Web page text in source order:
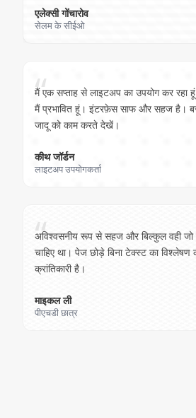
एलेक्सी गोंचारोव
सेलम के सीईओ
“
मैं एक सप्ताह से लाइटअप का उपयोग कर रहा
मैं प्रभावित हूं। इंटरफ़ेस साफ और सहज है।
जादू को काम करते देखें।
कीथ जॉर्डन
लाइटअप उपयोगकर्ता
“
अविश्वसनीय रूप से सहज और बिल्कुल वही
चाहिए था। पेज छोड़े बिना टेक्स्ट का विश्लेषण
क्रांतिकारी है।
माइकल ली
पीएचडी छात्र